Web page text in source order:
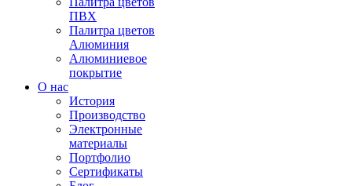
ПВХ
Палитра цветов
Алюминия
Алюминиевое
покрытие
О нас
История
Производство
Электронные
материалы
Портфолио
Сертификаты